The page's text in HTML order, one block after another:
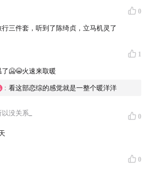
遇上了恋综观影史上，最帅的男嘉宾。
约会里做议程设置的人吗？
得很愉快，但明天我们还要一起玩
系，刚开场你就会觉得它发生在都市
，不从deep talk开始会怎样？
不知道，但我已经陷入了她们的爱河
0
三件套，听到了陈绮贞，立马机灵了
1
🥶😭火速来取暖
: 看这部恋综的感觉就是一整个暖洋洋
没关系_ 0
0